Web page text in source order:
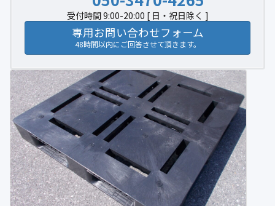
受付時間 9:00-20:00 [ 日・祝日除く ]
専用お問い合わせフォーム
48時間以内にご回答させて頂きます。